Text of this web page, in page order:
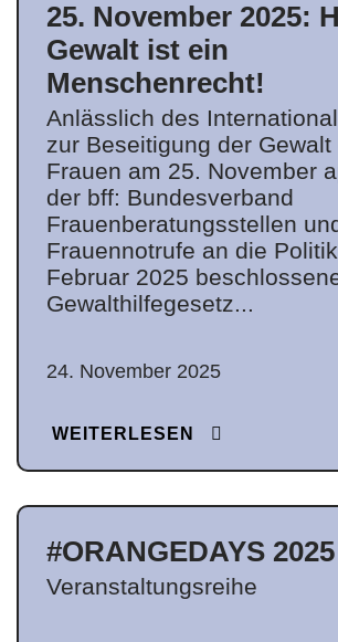
25. November 2025:
Gewalt ist ein
Menschenrecht!
Anlässlich des
zur Beseitigung der Gewalt
Frauen am 25. November
der bff: Bundesverband
Frauenberatungsstellen
Frauennotrufe an die
Februar 2025
Gewalthilfegesetz...
24. November 2025
WEITERLESEN
#ORANGEDAYS 2025
Veranstaltungsreihe